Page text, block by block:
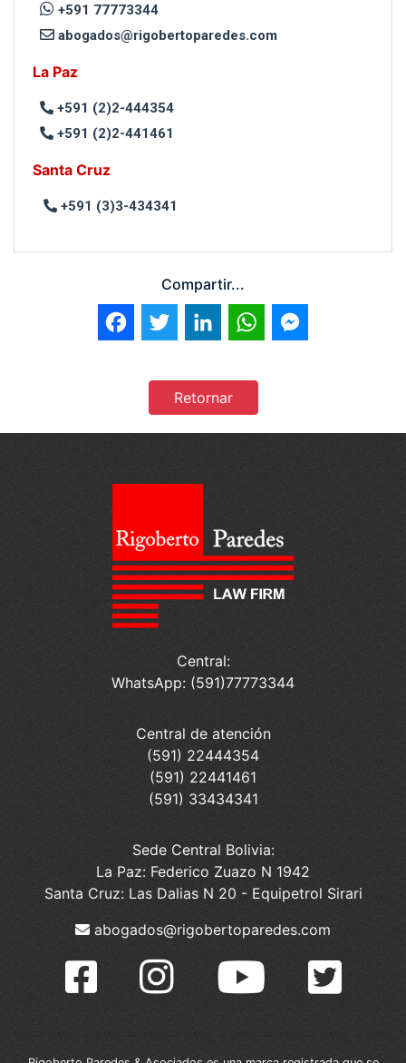
+591 77773344
abogados@rigobertoparedes.com
La Paz
+591 (2)2-444354
+591 (2)2-441461
Santa Cruz
+591 (3)3-434341
Compartir...
FacebookTwitter LinkedIn WhatsApp
Retornar
Central:
WhatsApp: (591)77773344
Central de atención
(591) 22444354
(591) 22441461
(591) 33434341
Sede Central Bolivia:
La Paz: Federico Zuazo N 1942
Santa Cruz: Las Dalias N 20 - Equipetrol Sirari
abogados@rigobertoparedes.com